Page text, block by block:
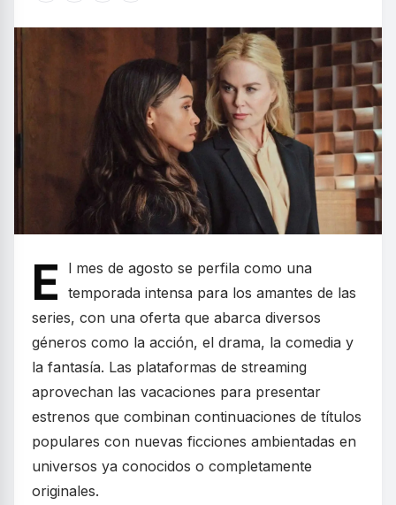
E
l mes de agosto se perfila como una
temporada intensa para los amantes de las
series, con una oferta que abarca diversos
géneros como la acción, el drama, la comedia y
la fantasía. Las plataformas de streaming
aprovechan las vacaciones para presentar
estrenos que combinan continuaciones de títulos
populares con nuevas ficciones ambientadas en
universos ya conocidos o completamente
originales.